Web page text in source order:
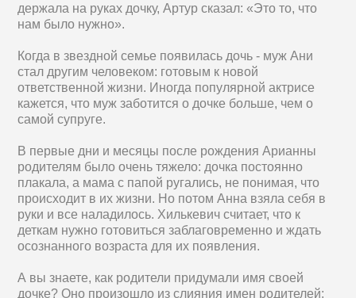
держала на руках дочку, Артур сказал: «Это то, что
нам было нужно».
Когда в звездной семье появилась дочь - муж Ани
стал другим человеком: готовым к новой
ответственной жизни. Иногда популярной актрисе
кажется, что муж заботится о дочке больше, чем о
самой супруге.
В первые дни и месяцы после рождения Арианны
родителям было очень тяжело: дочка постоянно
плакала, а мама с папой ругались, не понимая, что
происходит в их жизни. Но потом Анна взяла себя в
руки и все наладилось. Хилькевич считает, что к
деткам нужно готовиться заблаговременно и ждать
осознанного возраста для их появления.
А вы знаете, как родители придумали имя своей
дочке? Оно произошло из слияния имен родителей: